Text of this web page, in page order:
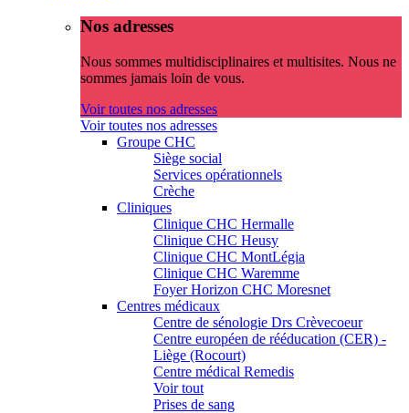
Nos adresses
Nous sommes multidisciplinaires et multisites. Nous ne
sommes jamais loin de vous.
Voir toutes nos adresses
Voir toutes nos adresses
Groupe CHC
Siège social
Services opérationnels
Crèche
Cliniques
Clinique CHC Hermalle
Clinique CHC Heusy
Clinique CHC MontLégia
Clinique CHC Waremme
Foyer Horizon CHC Moresnet
Centres médicaux
Centre de sénologie Drs Crèvecoeur
Centre européen de rééducation (CER) -
Liège (Rocourt)
Centre médical Remedis
Voir tout
Prises de sang